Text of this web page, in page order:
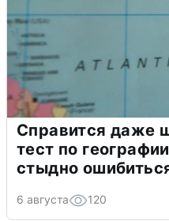
Справится даже
тест по
стыдно
6 августа 120